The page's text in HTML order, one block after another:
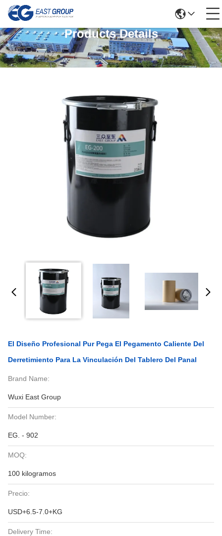
Products Details
El Diseño Profesional Pur Pega El Pegamento Caliente Del
Derretimiento Para La Vinculación Del Tablero Del Panal
Brand Name:
Wuxi East Group
Model Number:
EG. - 902
MOQ:
100 kilogramos
Precio:
USD+6.5-7.0+KG
Delivery Time: